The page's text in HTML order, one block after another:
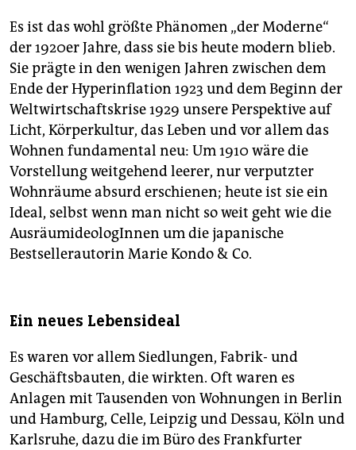
Es ist das wohl größte Phänomen „der Moderne“
der 1920er Jahre, dass sie bis heute modern blieb.
Sie prägte in den wenigen Jahren zwischen dem
Ende der Hyperinflation 1923 und dem Beginn der
Weltwirtschaftskrise 1929 unsere Perspektive auf
Licht, Körperkultur, das Leben und vor allem das
Wohnen fundamental neu: Um 1910 wäre die
Vorstellung weitgehend leerer, nur verputzter
Wohnräume absurd erschienen; heute ist sie ein
Ideal, selbst wenn man nicht so weit geht wie die
AusräumideologInnen um die japanische
Bestsellerautorin Marie Kondo & Co.
Ein neues Lebensideal
Es waren vor allem Siedlungen, Fabrik- und
Geschäftsbauten, die wirkten. Oft waren es
Anlagen mit Tausenden von Wohnungen in Berlin
und Hamburg, Celle, Leipzig und Dessau, Köln und
Karlsruhe, dazu die im Büro des Frankfurter